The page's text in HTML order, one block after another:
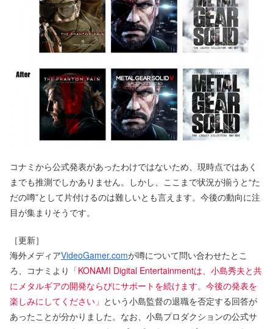
コナミから公式発表があったわけではないため、現時点ではあく
までも推測でしかありません。しかし、ここまで状況が揃うと“た
だの噂”として片付けるのは難しいとも言えます。今後の動向に注
目が集まりそうです。
［更新］
海外メディアVideoGamer.comが噂について問い合わせたとこ
ろ、コナミより 「KONAMI Digital Entertainmentは、小島秀夫と共
にメタルギアの開発ならびにサポートを続けます。今後の発表を
楽しみにしてください」 という小島監督の退職を否定する回答が
あったことが分かりました。なお、小島プロダクションの公式サ